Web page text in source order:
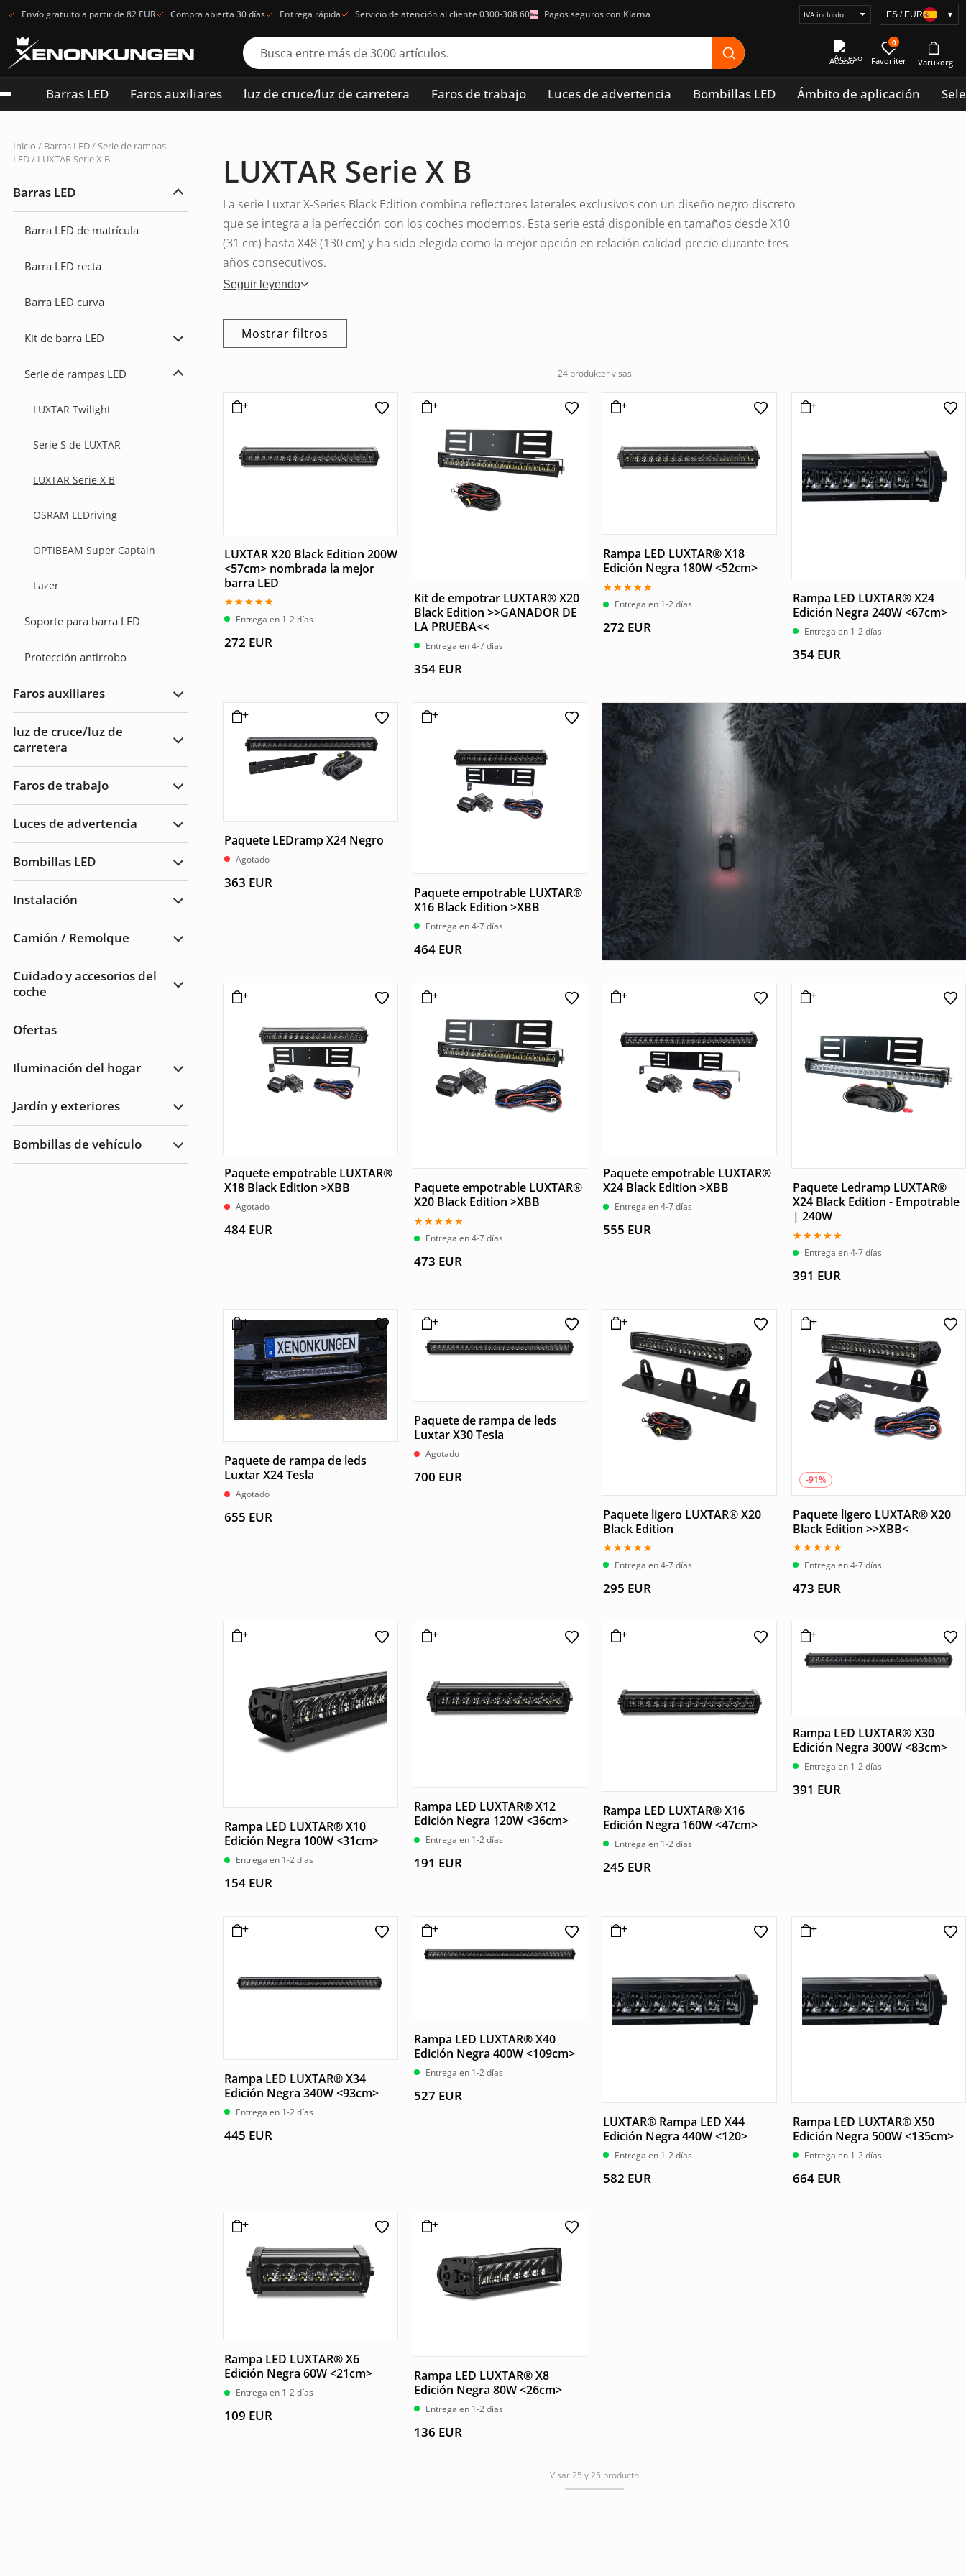
Envío gratuito a partir de 82 EUR Compra abierta 30 días Entrega rápida Servicio de atención al cliente 0300-308 60 Pagos seguros con Klarna
Seleccionar
visualización
precios
ES / EUR ▾
Acceso
0
Barras LED Faros auxiliares luz de cruce/luz de carretera Faros de trabajo Luces de advertencia Bombillas LED Ámbito de aplicación
Inicio / Barras LED/Serie de rampas
LED/ LUXTAR Serie X B
Barras LED
Ampliar
Barra LED de matrícula
Barra LED recta
Barra LED curva
Kit de barra LED
Ampliar
barra
Serie de rampas LED
Ampliar
LUXTAR Twilight
Serie S de LUXTAR
LUXTAR Serie X B
OSRAM LEDriving
OPTIBEAM Super Captain
Lazer
Soporte para barra LED
Protección antirrobo
Faros auxiliares
Ampliar
luz de cruce/luz de
carretera
Ampliar
de
de
Faros de trabajo
Ampliar
trabajo
Luces de advertencia
Ampliar
advertencia
Bombillas LED
Ampliar
Instalación
Ampliar
Camión / Remolque
Ampliar
Cuidado y accesorios del
coche
Ampliar
del
Ofertas
Iluminación del hogar
Ampliar
hogar
Jardín y exteriores
Ampliar
Exteriores
Bombillas de vehículo
Ampliar
LUXTAR Serie X B
La serie Luxtar X-Series Black Edition combina reflectores laterales exclusivos con un diseño negro discreto
que se integra a la perfección con los coches modernos. Esta serie está disponible en tamaños desde X10
(31 cm) hasta X48 (130 cm) y ha sido elegida como la mejor opción en relación calidad-precio durante tres
años consecutivos.
Seguir leyendo
Mostrar filtros
24 produkter visas
LUXTAR X20 Black Edition 200W
<57cm> nombrada la mejor
barra LED
Valorado
con
de 5
Entrega en 1-2 días
272 EUR
Kit de empotrar LUXTAR® X20
Black Edition >>GANADOR DE
LA PRUEBA<<
Entrega en 4-7 días
354 EUR
Rampa LED LUXTAR® X18
Edición Negra 180W <52cm>
Valorado
con
de 5
Entrega en 1-2 días
272 EUR
Rampa LED LUXTAR® X24
Edición Negra 240W <67cm>
Entrega en 1-2 días
354 EUR
Paquete LEDramp X24 Negro
Agotado
363 EUR
Paquete empotrable LUXTAR®
X16 Black Edition >XBB
Entrega en 4-7 días
464 EUR
Paquete empotrable LUXTAR®
X18 Black Edition >XBB
Agotado
484 EUR
Paquete empotrable LUXTAR®
X20 Black Edition >XBB
Valorado
con
de 5
Entrega en 4-7 días
473 EUR
Paquete empotrable LUXTAR®
X24 Black Edition >XBB
Entrega en 4-7 días
555 EUR
Paquete Ledramp LUXTAR®
X24 Black Edition - Empotrable
| 240W
Valorado
con
de 5
Entrega en 4-7 días
391 EUR
Paquete de rampa de leds
Luxtar X24 Tesla
Agotado
655 EUR
Paquete de rampa de leds
Luxtar X30 Tesla
Agotado
700 EUR
Paquete ligero LUXTAR® X20
Black Edition
Valorado
con
de 5
Entrega en 4-7 días
295 EUR
-91%
Paquete ligero LUXTAR® X20
Black Edition >>XBB<
Valorado
con
de 5
Entrega en 4-7 días
473 EUR
Rampa LED LUXTAR® X10
Edición Negra 100W <31cm>
Entrega en 1-2 días
154 EUR
Rampa LED LUXTAR® X12
Edición Negra 120W <36cm>
Entrega en 1-2 días
191 EUR
Rampa LED LUXTAR® X16
Edición Negra 160W <47cm>
Entrega en 1-2 días
245 EUR
Rampa LED LUXTAR® X30
Edición Negra 300W <83cm>
Entrega en 1-2 días
391 EUR
Rampa LED LUXTAR® X34
Edición Negra 340W <93cm>
Entrega en 1-2 días
445 EUR
Rampa LED LUXTAR® X40
Edición Negra 400W <109cm>
Entrega en 1-2 días
527 EUR
LUXTAR® Rampa LED X44
Edición Negra 440W <120>
Entrega en 1-2 días
582 EUR
Rampa LED LUXTAR® X50
Edición Negra 500W <135cm>
Entrega en 1-2 días
664 EUR
Rampa LED LUXTAR® X6
Edición Negra 60W <21cm>
Entrega en 1-2 días
109 EUR
Rampa LED LUXTAR® X8
Edición Negra 80W <26cm>
Entrega en 1-2 días
136 EUR
Visar 25 y 25 producto